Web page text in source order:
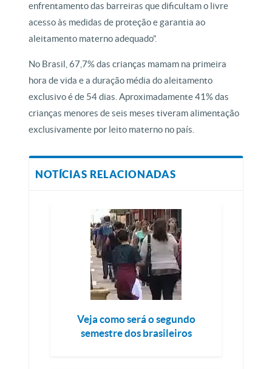
enfrentamento das barreiras que dificultam o livre
acesso às medidas de proteção e garantia ao
aleitamento materno adequado”.
No Brasil, 67,7% das crianças mamam na primeira
hora de vida e a duração média do aleitamento
exclusivo é de 54 dias. Aproximadamente 41% das
crianças menores de seis meses tiveram alimentação
exclusivamente por leito materno no país.
NOTÍCIAS RELACIONADAS
Veja como será o segundo
semestre dos brasileiros